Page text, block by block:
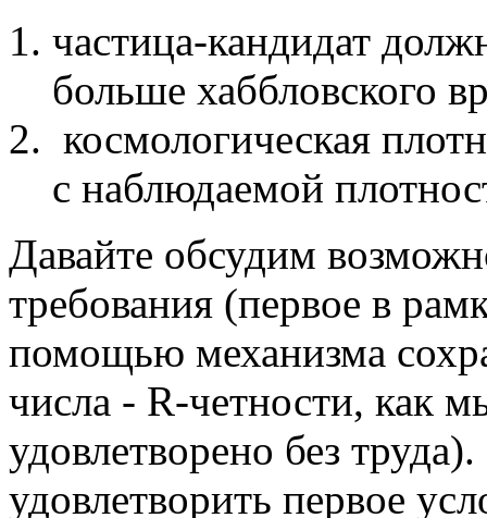
частица-кандидат
больше хаббловского
космологическая
с наблюдаемой
Давайте обсудим
требования (первое в
помощью механизма
числа - R-четности, как
удовлетворено без
удовлетворить первое